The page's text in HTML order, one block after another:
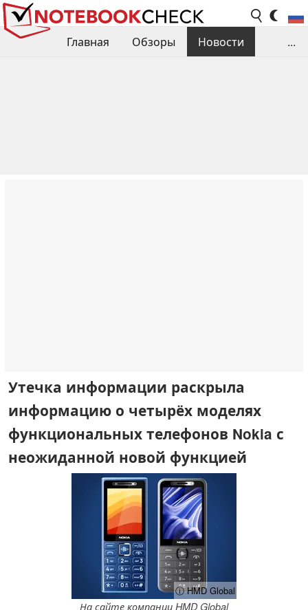
Главная Обзоры
Новости
...
Утечка информации раскрыла
информацию о четырёх моделях
функциональных телефонов Nokia с
неожиданной новой функцией
ⓘ HMD Global
На сайте компании HMD Global